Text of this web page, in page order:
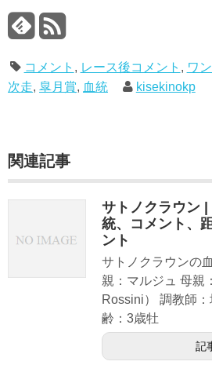
コメント , レース後コメント , ワ
次走, 皐月賞, 血統 kisekinokp
関連記事
サトノクラウン
統、コメント、
ント
サトノクラウンの
親：マルジュ 母
Rossini） 調教師
齢：3歳牡
記